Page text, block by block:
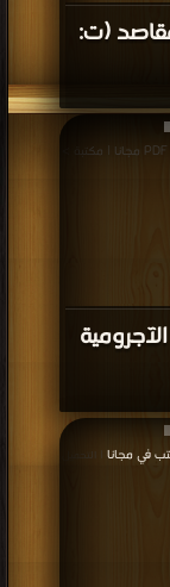
(ت:
في مجانا